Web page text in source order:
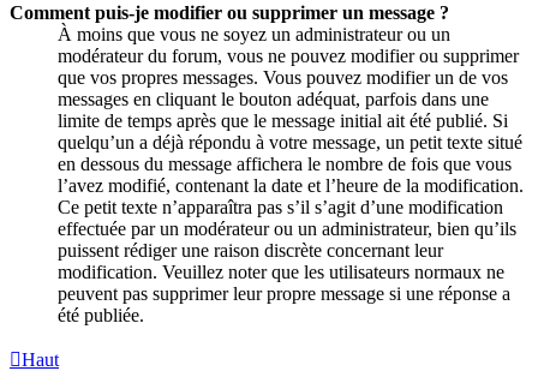
Comment puis-je modifier ou supprimer un message ?
À moins que vous ne soyez un administrateur ou un
modérateur du forum, vous ne pouvez modifier ou supprimer
que vos propres messages. Vous pouvez modifier un de vos
messages en cliquant le bouton adéquat, parfois dans une
limite de temps après que le message initial ait été publié. Si
quelqu’un a déjà répondu à votre message, un petit texte situé
en dessous du message affichera le nombre de fois que vous
l’avez modifié, contenant la date et l’heure de la modification.
Ce petit texte n’apparaîtra pas s’il s’agit d’une modification
effectuée par un modérateur ou un administrateur, bien qu’ils
puissent rédiger une raison discrète concernant leur
modification. Veuillez noter que les utilisateurs normaux ne
peuvent pas supprimer leur propre message si une réponse a
été publiée.
Haut